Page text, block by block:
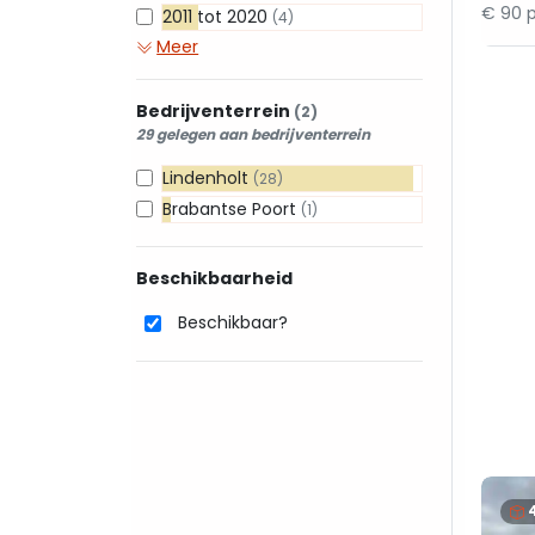
2011 tot 2020 (4)
Meer
Bedrijventerrein (2)
29 gelegen aan bedrijventerrein
Lindenholt (28)
Brabantse Poort (1)
Beschikbaarheid
Beschikbaar?
€ 90